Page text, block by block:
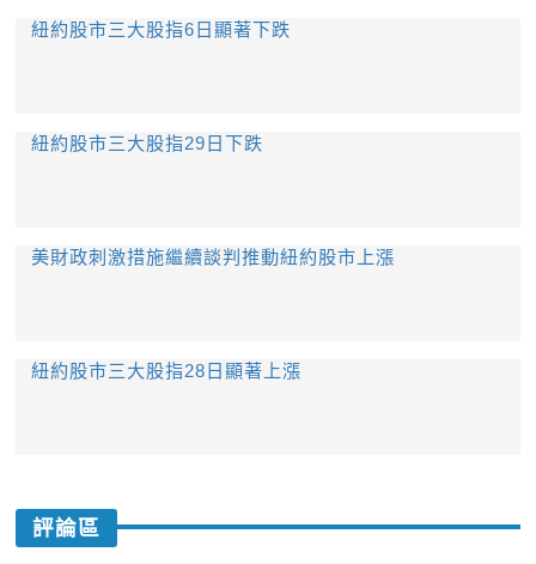
紐約股市三大股指6日顯著下跌
紐約股市三大股指29日下跌
美財政刺激措施繼續談判推動紐約股市上漲
紐約股市三大股指28日顯著上漲
評論區